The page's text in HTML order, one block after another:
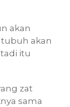
akan
akan
itu
zat
sama